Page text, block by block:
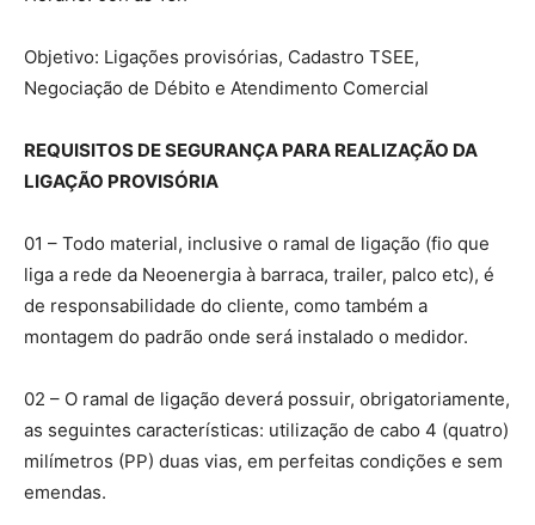
Objetivo: Ligações provisórias, Cadastro TSEE,
Negociação de Débito e Atendimento Comercial
REQUISITOS DE SEGURANÇA PARA REALIZAÇÃO DA
LIGAÇÃO PROVISÓRIA
01 – Todo material, inclusive o ramal de ligação (fio que
liga a rede da Neoenergia à barraca, trailer, palco etc), é
de responsabilidade do cliente, como também a
montagem do padrão onde será instalado o medidor.
02 – O ramal de ligação deverá possuir, obrigatoriamente,
as seguintes características: utilização de cabo 4 (quatro)
milímetros (PP) duas vias, em perfeitas condições e sem
emendas.